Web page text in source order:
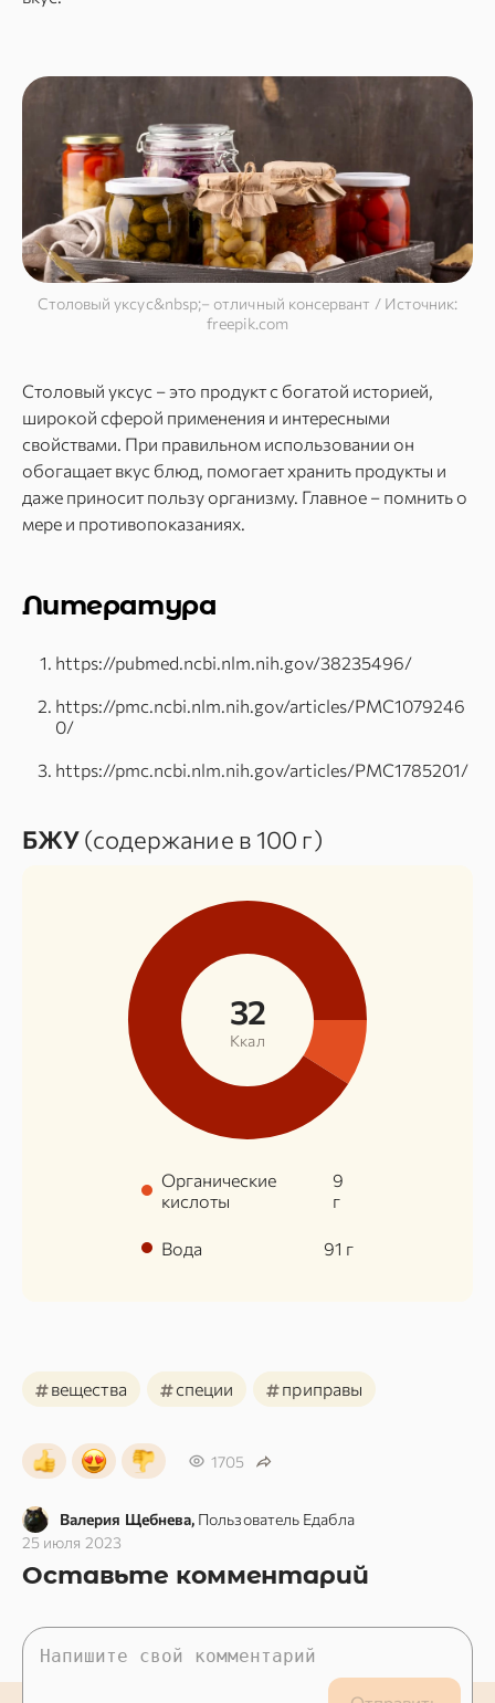
Столовый уксус&nbsp;– отличный консервант / Источник:
freepik.com
Столовый уксус – это продукт с богатой историей,
широкой сферой применения и интересными
свойствами. При правильном использовании он
обогащает вкус блюд, помогает хранить продукты и
даже приносит пользу организму. Главное – помнить о
мере и противопоказаниях.
Литература
https://pubmed.ncbi.nlm.nih.gov/38235496/
https://pmc.ncbi.nlm.nih.gov/articles/PMC1079246
0/
https://pmc.ncbi.nlm.nih.gov/articles/PMC1785201/
БЖУ(содержание в 100 г)
32
Ккал
Органические
кислоты
9
г
Вода 91 г
#вещества #специи #приправы
1705
Валерия Щебнева, Пользователь Едабла
25 июля 2023
Оставьте комментарий